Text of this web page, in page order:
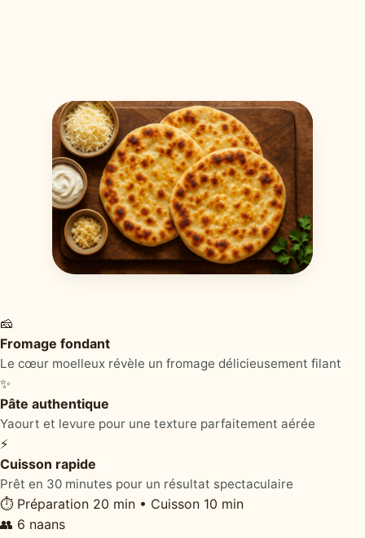
🧀
Fromage fondant
Le cœur moelleux révèle un fromage délicieusement filant
✨
Pâte authentique
Yaourt et levure pour une texture parfaitement aérée
⚡
Cuisson rapide
Prêt en 30 minutes pour un résultat spectaculaire
⏱ Préparation 20 min • Cuisson 10 min
👥 6 naans